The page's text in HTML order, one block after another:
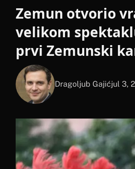
Zemun otvorio
velikom
prvi Zemunski
Dragoljub Gajićjul 3,